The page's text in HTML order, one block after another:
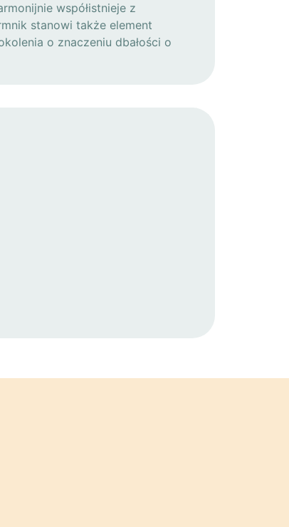
współistnieje z
stanowi także element
o znaczeniu dbałości o